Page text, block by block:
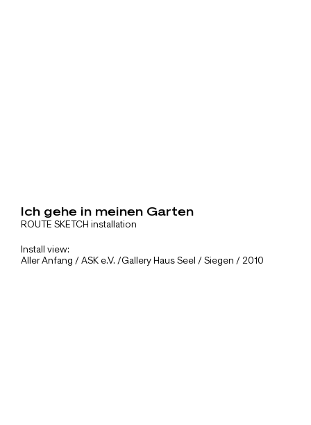
Ich gehe in meinen Garten
ROUTE SKETCH installation
Install view:
Aller Anfang / ASK e.V. /Gallery Haus Seel / Siegen / 2010